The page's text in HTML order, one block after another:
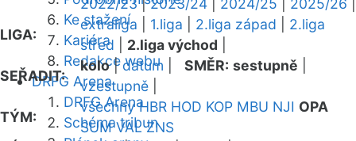
Ke stažení
Kariéra
Redakce webu
DRFG Arena
DRFG Arena
Schéma tribun
2022/23|2023/24 2024/25 2025/26
LIGA:
extraliga 1.liga 2.liga západ
2.liga
střed
2.liga východ
SEŘADIT:
kolo|datum SMĚR: sestupně
vzestupně
TÝM:
všechny HBR HOD KOP MBU NJI OPA
SUM VAL ZNS